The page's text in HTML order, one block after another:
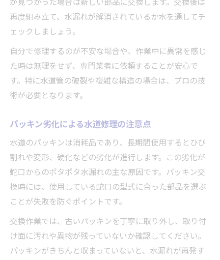
が見つかった場合は新しい部品に交換します。交換後は
再度組み立て、水漏れが解消されているか水を通してチ
ェックしましょう。
自分で修理するのが不安な場合や、作業中に異常を感じ
た時は無理をせず、専門業者に依頼することが安心で
す。特に水道管の破裂や複雑な構造の場合は、プロの技
術が必要となります。
パッキン劣化による水道修理の注意点
水道のパッキンは消耗品であり、長期間使用するとひび
割れや変形、硬化などの劣化が進行します。この劣化が
蛇口からのポタポタ水漏れの主な原因です。パッキン交
換時には、使用している蛇口の型式に合った部品を選ぶ
ことが失敗を防ぐポイントです。
交換作業では、古いパッキンを丁寧に取り外し、取り付
け面に汚れや異物が残っていないか確認してください。
パッキンがきちんと収まっていないと、水漏れが再発す